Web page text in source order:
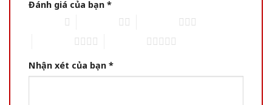
Đánh giá của bạn *
Nhận xét của bạn *